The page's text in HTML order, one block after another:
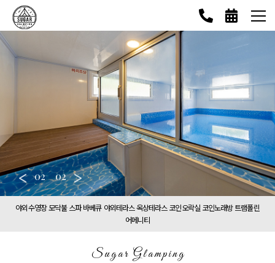
< >
02 02
야외수영장모닥불 스파 바베큐 야외테라스옥상테라스 코인오락실 코인노래방 트램폴린
어메니티
Sugar Glamping